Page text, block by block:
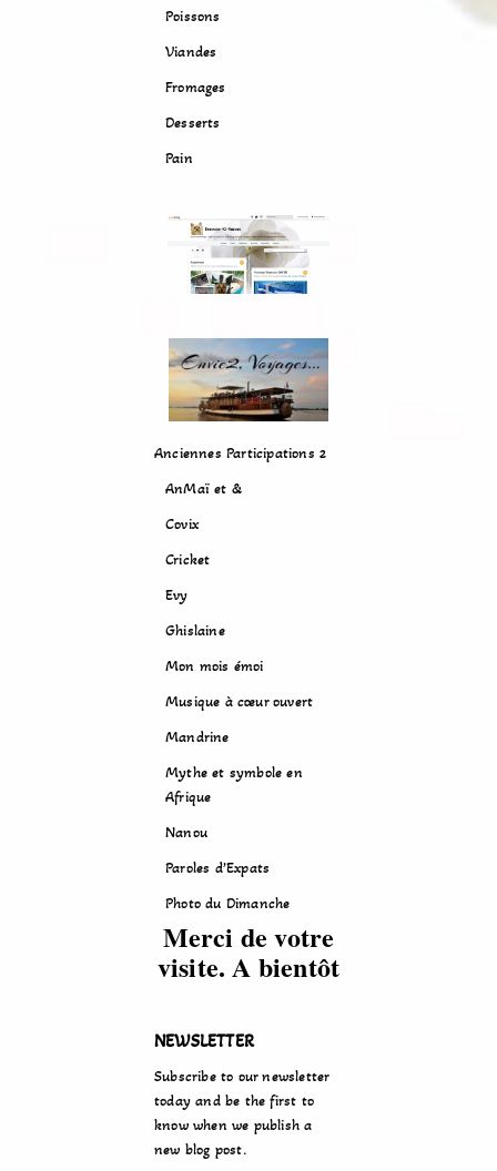
Poissons
Viandes
Fromages
Desserts
Pain
Anciennes Participations 2
AnMaï et &
Covix
Cricket
Evy
Ghislaine
Mon mois émoi
Musique à cœur ouvert
Mandrine
Mythe et symbole en
Afrique
Nanou
Paroles d’Expats
Photo du Dimanche
Merci de votre
visite. A bientôt
NEWSLETTER
Subscribe to our newsletter
today and be the first to
know when we publish a
new blog post.